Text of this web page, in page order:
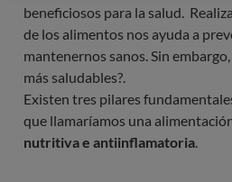
beneficiosos para la salud.
de los alimentos nos ayuda a
mantenernos sanos. Sin
más saludables?.
Existen tres pilares
que llamaríamos una
nutritiva e antiinflamatoria.